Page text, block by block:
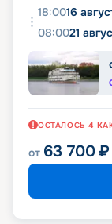
18:0016
08:0021
ОСТАЛОСЬ 4
от 63 700 ₽